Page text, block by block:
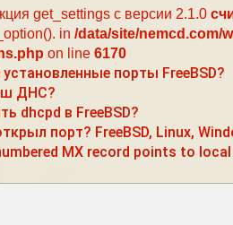
get_settings с версии 2.1.0
in /data/site/nemcd.com/
on line 6170
установленные порты FreeBSD?
ДНС?
dhcpd в FreeBSD?
порт? FreeBSD, Linux,
MX record points to